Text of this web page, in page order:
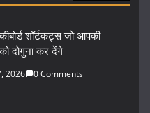
शॉर्टकट्स जो आपकी
दोगुना कर देंगे
2026 0 Comments